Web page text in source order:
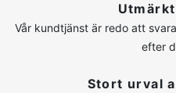
Vår kundtjänst är redo att
efter
Stort urval